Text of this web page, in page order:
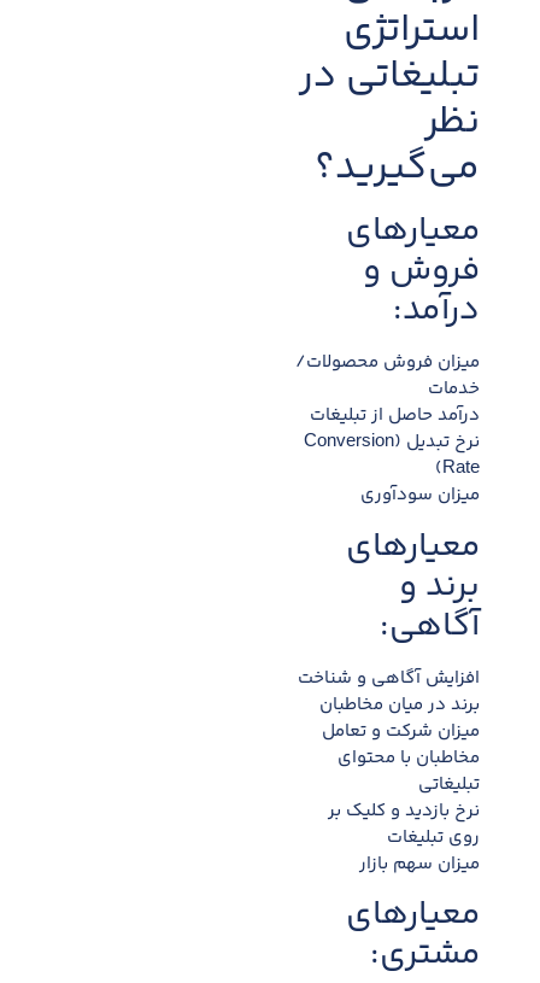
استراتژی
تبلیغاتی در
نظر
می‌گیرید؟
معیارهای
فروش و
درآمد:
میزان فروش محصولات/
خدمات
درآمد حاصل از تبلیغات
نرخ تبدیل (Conversion
Rate)
میزان سودآوری
معیارهای
برند و
آگاهی:
افزایش آگاهی و شناخت
برند در میان مخاطبان
میزان شرکت و تعامل
مخاطبان با محتوای
تبلیغاتی
نرخ بازدید و کلیک بر
روی تبلیغات
میزان سهم بازار
معیارهای
مشتری: